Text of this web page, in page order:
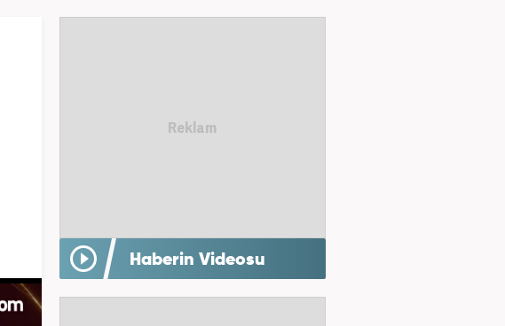
Haberin Videosu